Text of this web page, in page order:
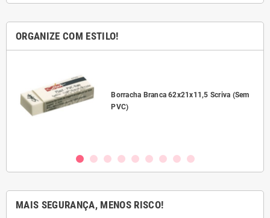
ORGANIZE COM ESTILO!
Borracha Branca 62x21x11,5 Scriva (Sem
PVC)
MAIS SEGURANÇA, MENOS RISCO!